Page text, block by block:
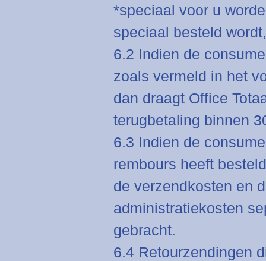
*speciaal voor u
speciaal besteld
6.2 Indien de
zoals vermeld in het
dan draagt Office
terugbetaling binnen
6.3 Indien de
rembours heeft
de verzendkosten en
administratiekosten
gebracht.
6.4 Retourzendingen